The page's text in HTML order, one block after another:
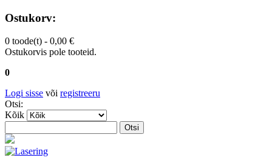
Ostukorv:
0 toode(t) - 0,00 €
Ostukorvis pole tooteid.
0
Logi sisse või registreeru
Otsi:
Kõik
Otsi